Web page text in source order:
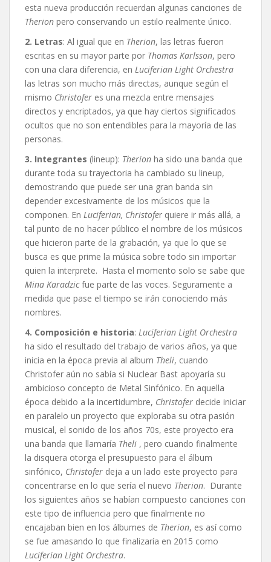
esta nueva producción recuerdan algunas canciones de
Therion pero conservando un estilo realmente único.
2. Letras: Al igual que en Therion, las letras fueron
escritas en su mayor parte por Thomas Karlsson, pero
con una clara diferencia, en Luciferian Light Orchestra
las letras son mucho más directas, aunque según el
mismo Christofer es una mezcla entre mensajes
directos y encriptados, ya que hay ciertos significados
ocultos que no son entendibles para la mayoría de las
personas.
3. Integrantes (lineup): Therion ha sido una banda que
durante toda su trayectoria ha cambiado su lineup,
demostrando que puede ser una gran banda sin
depender excesivamente de los músicos que la
componen. En Luciferian, Christofer quiere ir más allá, a
tal punto de no hacer público el nombre de los músicos
que hicieron parte de la grabación, ya que lo que se
busca es que prime la música sobre todo sin importar
quien la interprete. Hasta el momento solo se sabe que
Mina Karadzicfue parte de las voces. Seguramente a
medida que pase el tiempo se irán conociendo más
nombres.
4. Composición e historia: Luciferian Light Orchestra
ha sido el resultado del trabajo de varios años, ya que
inicia en la época previa al album Theli, cuando
Christofer aún no sabía si Nuclear Bast apoyaría su
ambicioso concepto de Metal Sinfónico. En aquella
época debido a la incertidumbre, Christofer decide iniciar
en paralelo un proyecto que exploraba su otra pasión
musical, el sonido de los años 70s, este proyecto era
una banda que llamaría Theli , pero cuando finalmente
la disquera otorga el presupuesto para el álbum
sinfónico, Christofer deja a un lado este proyecto para
concentrarse en lo que sería el nuevo Therion. Durante
los siguientes años se habían compuesto canciones con
este tipo de influencia pero que finalmente no
encajaban bien en los álbumes de Therion, es así como
se fue amasando lo que finalizaría en 2015 como
Luciferian Light Orchestra.